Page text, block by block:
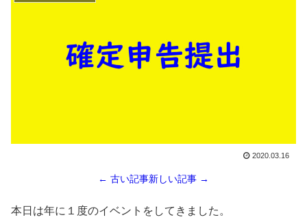
2020.03.16
← 古い記事新しい記事 →
本日は年に１度のイベントをしてきました。